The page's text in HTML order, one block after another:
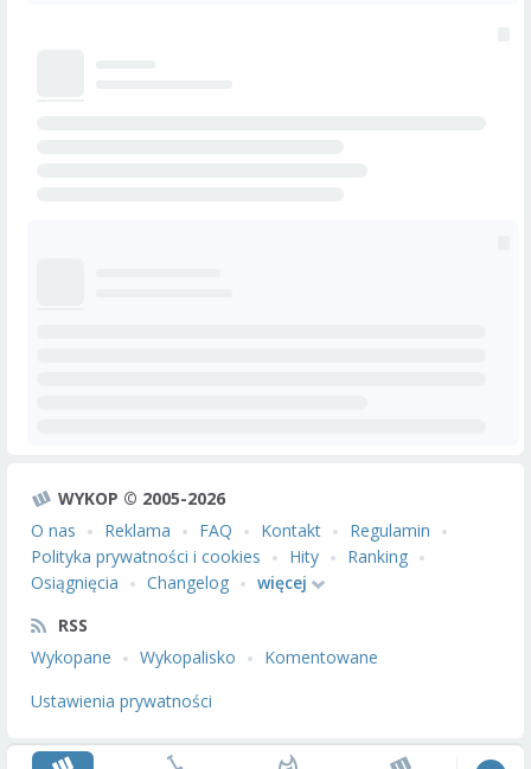
WYKOP © 2005-2026
O nas
Reklama FAQ Kontakt
Regulamin
Polityka prywatności i cookies
Hity
Ranking
Osiągnięcia
Changelog
więcej
RSS
Wykopane
Wykopalisko
Komentowane
Ustawienia prywatności